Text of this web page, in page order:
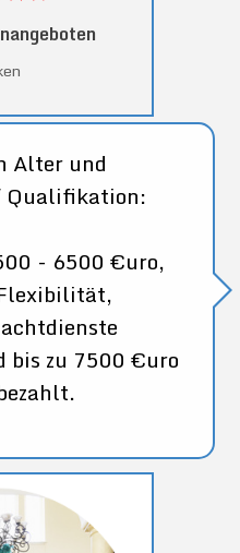
Alter und
Qualifikation:
- 6500 €uro,
bis zu 7500 €uro